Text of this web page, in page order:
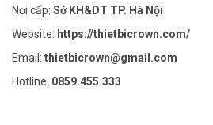
Nơi cấp: Sở KH&DT TP. Hà Nội
Website: https://thietbicrown.com/
Email: thietbicrown@gmail.com
Hotline: 0859.455.333